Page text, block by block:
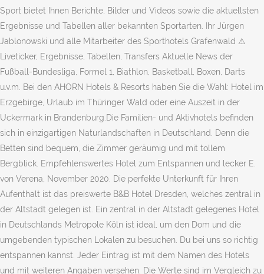
Sport bietet Ihnen Berichte, Bilder und Videos sowie die aktuellsten
Ergebnisse und Tabellen aller bekannten Sportarten. Ihr Jürgen
Jablonowski und alle Mitarbeiter des Sporthotels Grafenwald ⚠
Liveticker, Ergebnisse, Tabellen, Transfers Aktuelle News der
Fußball-Bundesliga, Formel 1, Biathlon, Basketball, Boxen, Darts
u.v.m. Bei den AHORN Hotels & Resorts haben Sie die Wahl: Hotel im
Erzgebirge, Urlaub im Thüringer Wald oder eine Auszeit in der
Uckermark in Brandenburg.Die Familien- und Aktivhotels befinden
sich in einzigartigen Naturlandschaften in Deutschland. Denn die
Betten sind bequem, die Zimmer geräumig und mit tollem
Bergblick. Empfehlenswertes Hotel zum Entspannen und lecker E.
von Verena, November 2020. Die perfekte Unterkunft für Ihren
Aufenthalt ist das preiswerte B&B Hotel Dresden, welches zentral in
der Altstadt gelegen ist. Ein zentral in der Altstadt gelegenes Hotel
in Deutschlands Metropole Köln ist ideal, um den Dom und die
umgebenden typischen Lokalen zu besuchen. Du bei uns so richtig
entspannen kannst. Jeder Eintrag ist mit dem Namen des Hotels
und mit weiteren Angaben versehen. Die Werte sind im Vergleich zu